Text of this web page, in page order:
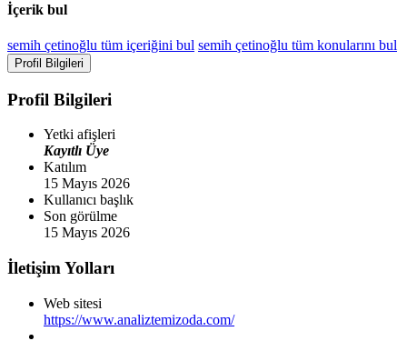
İçerik bul
semih çetinoğlu tüm içeriğini bul semih çetinoğlu tüm konularını bul
Profil Bilgileri
Profil Bilgileri
Yetki afişleri
Kayıtlı Üye
Katılım
15 Mayıs 2026
Kullanıcı başlık
Son görülme
15 Mayıs 2026
İletişim Yolları
Web sitesi
https://www.analiztemizoda.com/